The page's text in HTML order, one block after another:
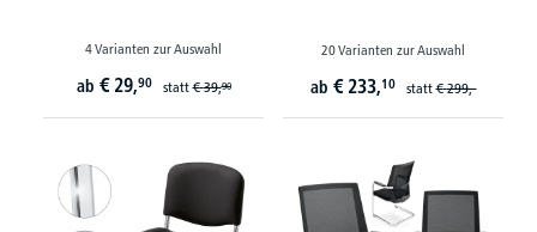
4 Varianten zur Auswahl
ab € 29,90 statt€ 39,90
20 Varianten zur Auswahl
ab € 233,10 statt€ 299,-